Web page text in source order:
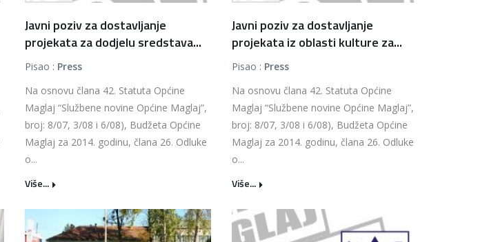
Javni poziv za dostavljanje
projekata za dodjelu sredstava...
Pisao : Press
Na osnovu člana 42. Statuta Općine
Maglaj “Službene novine Općine Maglaj”,
broj: 8/07, 3/08 i 6/08), Budžeta Općine
Maglaj za 2014. godinu, člana 26. Odluke
o...
Više...
Javni poziv za dostavljanje
projekata iz oblasti kulture za...
Pisao : Press
Na osnovu člana 42. Statuta Općine
Maglaj “Službene novine Općine Maglaj”,
broj: 8/07, 3/08 i 6/08), Budžeta Općine
Maglaj za 2014. godinu, člana 26. Odluke
o...
Više...